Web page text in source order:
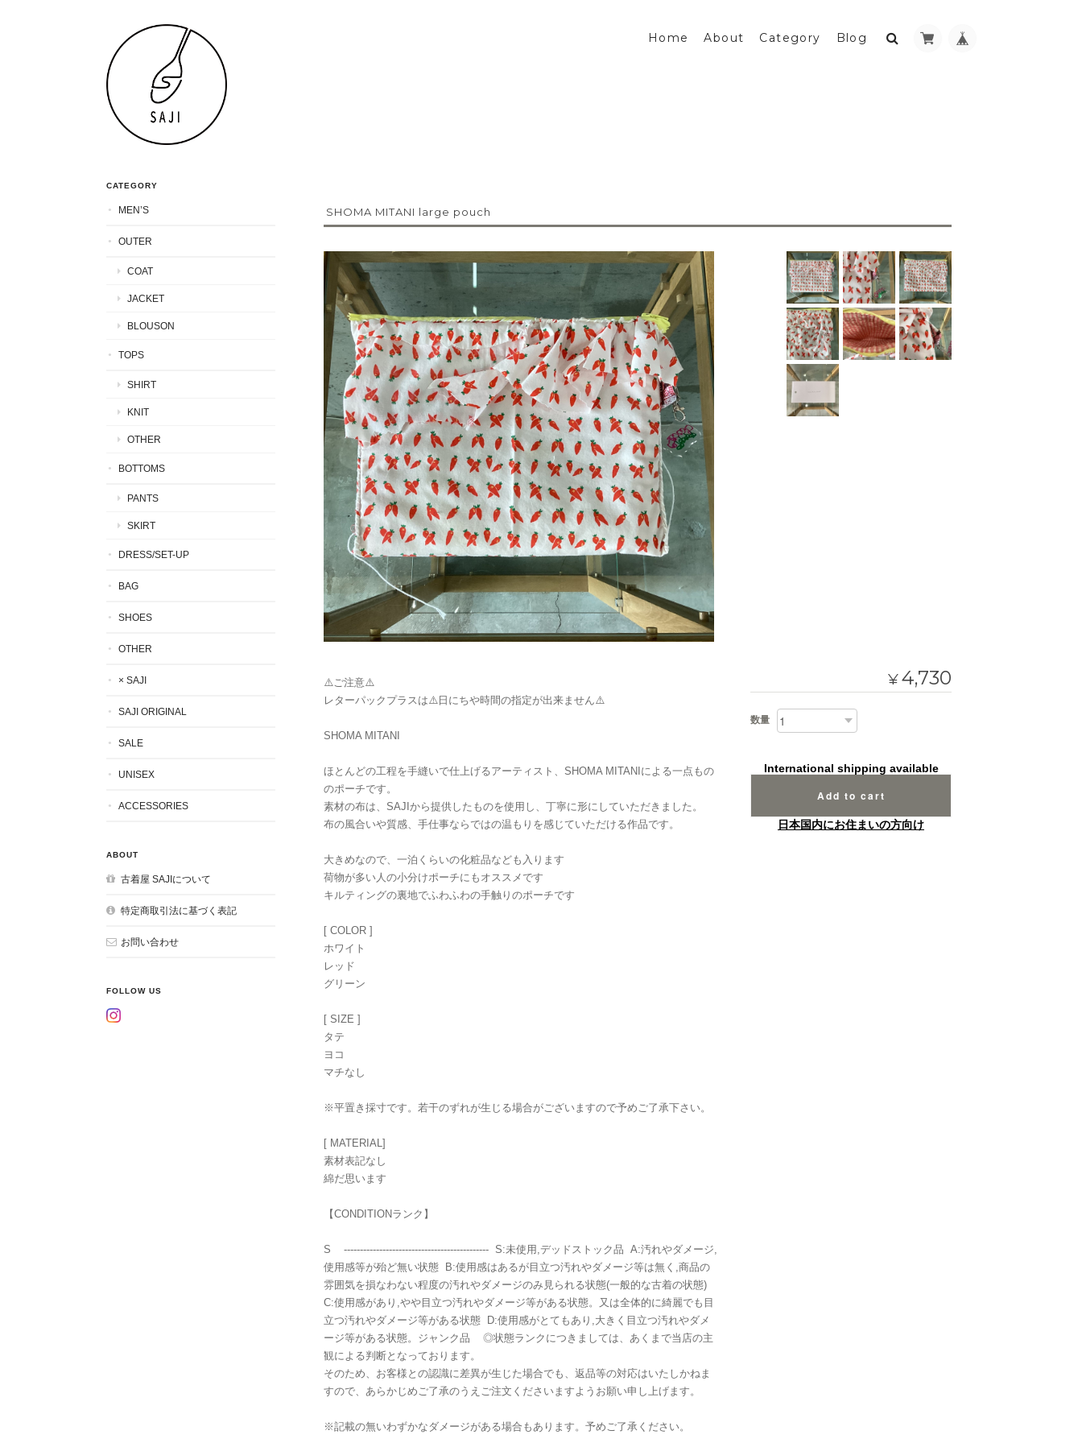
Home About Category Blog
SHOMA MITANI large pouch
⚠️ご注意⚠️
レターパックプラスは⚠️日にちや時間の指定が出来ません⚠️
SHOMA MITANI
ほとんどの工程を手縫いで仕上げるアーティスト、SHOMA MITANIによる一点もの
のポーチです。
素材の布は、SAJIから提供したものを使用し、丁寧に形にしていただきました。
布の風合いや質感、手仕事ならではの温もりを感じていただける作品です。
大きめなので、一泊くらいの化粧品なども入ります
荷物が多い人の小分けポーチにもオススメです
キルティングの裏地でふわふわの手触りのポーチです
[ COLOR ]
ホワイト
レッド
グリーン
[ SIZE ]
タテ
ヨコ
マチなし
※平置き採寸です。若干のずれが生じる場合がございますので予めご了承下さい。
[ MATERIAL]
素材表記なし
綿だ思います
【CONDITIONランク】
S --------------------------------------------- S:未使用,デッドストック品 A:汚れやダメージ,
使用感等が殆ど無い状態 B:使用感はあるが目立つ汚れやダメージ等は無く,商品の
雰囲気を損なわない程度の汚れやダメージのみ見られる状態(一般的な古着の状態)
C:使用感があり,やや目立つ汚れやダメージ等がある状態。又は全体的に綺麗でも目
立つ汚れやダメージ等がある状態 D:使用感がとてもあり,大きく目立つ汚れやダメ
ージ等がある状態。ジャンク品 ◎状態ランクにつきましては、あくまで当店の主
観による判断となっております。
そのため、お客様との認識に差異が生じた場合でも、返品等の対応はいたしかねま
すので、あらかじめご了承のうえご注文くださいますようお願い申し上げます。
※記載の無いわずかなダメージがある場合もあります。予めご了承ください。
¥4,730
数量
International shipping available
Add to cart
日本国内にお住まいの方向け
CATEGORY
MEN’S
OUTER
COAT
JACKET
BLOUSON
TOPS
SHIRT
KNIT
OTHER
BOTTOMS
PANTS
SKIRT
DRESS/SET-UP
BAG
SHOES
OTHER
× SAJI
SAJI ORIGINAL
SALE
UNISEX
ACCESSORIES
ABOUT
古着屋 SAJIについて
特定商取引法に基づく表記
お問い合わせ
FOLLOW US